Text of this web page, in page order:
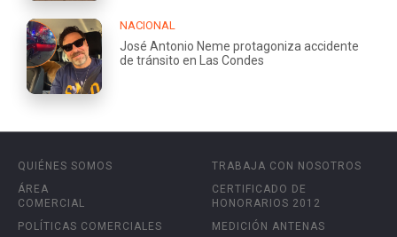
NACIONAL
José Antonio Neme protagoniza accidente
de tránsito en Las Condes
QUIÉNES SOMOS
ÁREA
COMERCIAL
POLÍTICAS COMERCIALES
TRABAJA CON NOSOTROS
CERTIFICADO DE
HONORARIOS 2012
MEDICIÓN ANTENAS